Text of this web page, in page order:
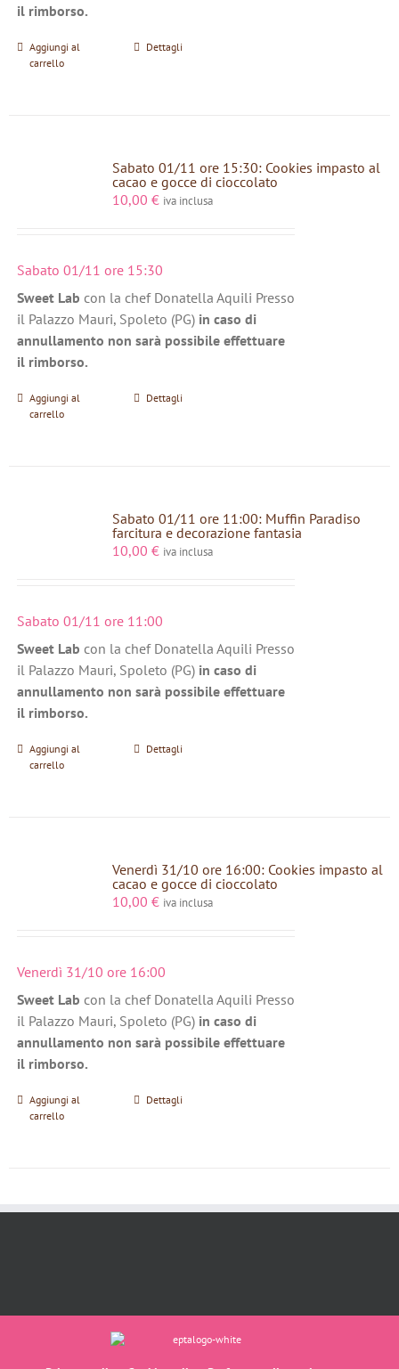
il rimborso.
Aggiungi al
carrello
Dettagli
Sabato 01/11 ore 15:30: Cookies impasto al
cacao e gocce di cioccolato
10,00 € iva inclusa
Sabato 01/11 ore 15:30
Sweet Lab con la chef Donatella Aquili Presso
il Palazzo Mauri, Spoleto (PG) in caso di
annullamento non sarà possibile effettuare
il rimborso.
Aggiungi al
carrello
Dettagli
Sabato 01/11 ore 11:00: Muffin Paradiso
farcitura e decorazione fantasia
10,00 € iva inclusa
Sabato 01/11 ore 11:00
Sweet Lab con la chef Donatella Aquili Presso
il Palazzo Mauri, Spoleto (PG) in caso di
annullamento non sarà possibile effettuare
il rimborso.
Aggiungi al
carrello
Dettagli
Venerdì 31/10 ore 16:00: Cookies impasto al
cacao e gocce di cioccolato
10,00 € iva inclusa
Venerdì 31/10 ore 16:00
Sweet Lab con la chef Donatella Aquili Presso
il Palazzo Mauri, Spoleto (PG) in caso di
annullamento non sarà possibile effettuare
il rimborso.
Aggiungi al
carrello
Dettagli